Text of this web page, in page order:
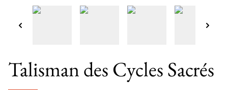
Talisman des Cycles Sacrés